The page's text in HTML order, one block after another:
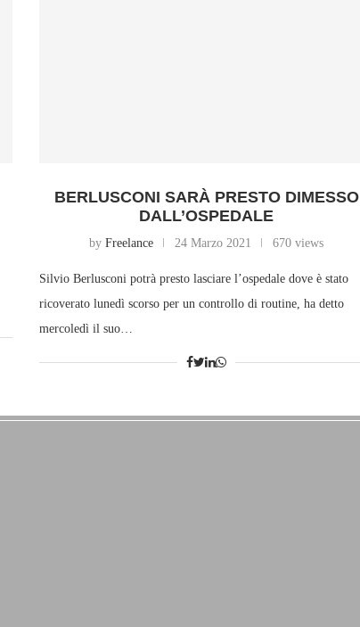
BERLUSCONI SARÀ PRESTO DIMESSO
DALL’OSPEDALE
byFreelance 24 Marzo 2021 670 views
Silvio Berlusconi potrà presto lasciare l’ospedale dove è stato
ricoverato lunedì scorso per un controllo di routine, ha detto
mercoledì il suo…